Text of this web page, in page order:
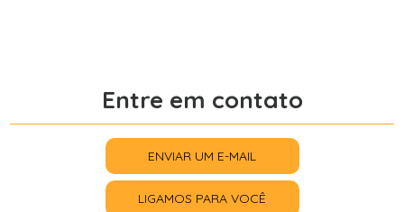
Entre em contato
ENVIAR UM E-MAIL
LIGAMOS PARA VOCÊ